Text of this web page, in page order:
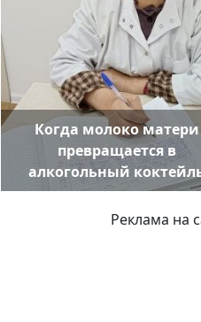
Когда молоко матери
превращается в
алкогольный
Реклама на